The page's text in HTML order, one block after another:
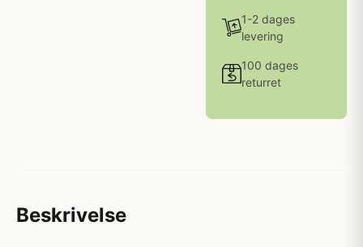
1-2 dages
levering
100 dages
returret
Beskrivelse